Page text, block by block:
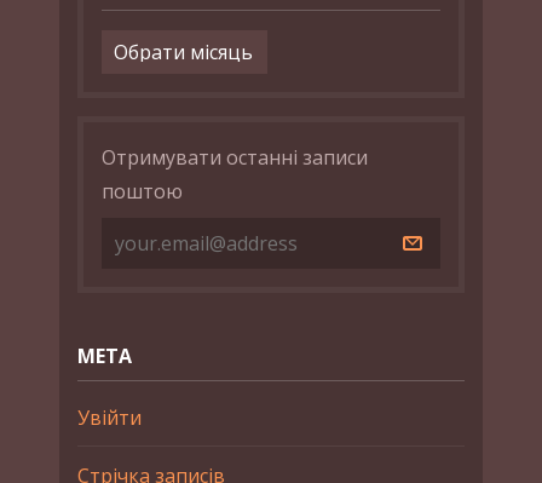
Архіви
Отримувати останні записи
поштою
МЕТА
Увійти
Стрічка записів